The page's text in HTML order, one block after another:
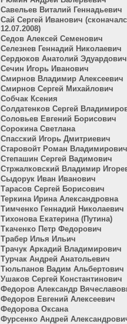
Савельев Виталий Геннадьевич
Сай Сергей Иванович
12.07.2008)
Седов Алексей Семенович
Селезнев Геннадий Николаевич
Сердюков Анатолий Эдуардович
Сечин Игорь Иванович
Смирнов Владимир Алексеевич
Смирнов Сергей Михайлович
Собчак Ксения
Солдатенков Сергей
Соловьев Евгений Борисович
Сорокина Светлана
Спасский Игорь Дмитриевич
Старовойт Роман Владимирович
Степашин Сергей Вадимович
Стржалковский Владимир
Сыдорук Иван Иванович
Тарасов Сергей Борисович
Теркина Ирина Александровна
Тимченко Геннадий Николаевич
Тихонова Екатерина (Путина)
Ткаченко Петр Федорович
Трабер Илья Ильич
Трачук Аркадий Владимирович
Турчак Андрей Анатольевич
Тюльпанов Вадим Альбертович
Ушаков Сергей Константинович
Федоров Александр
Федоров Евгений Алексеевич
Федорова Оксана
Фурсенко Андрей